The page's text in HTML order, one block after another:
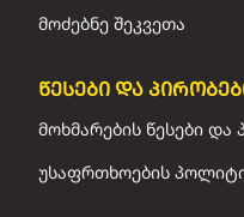
მოძებნე შეკვეთა
წესები და
მოხმარების წესები და
უსაფრთხოების